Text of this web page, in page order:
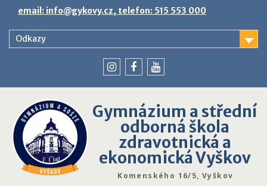
content
email: info@gykovy.cz, telefon: 515 553 000
Odkazy
Gymnázium a střední
odborná škola
zdravotnická a
ekonomická Vyškov
Komenského 16/5, Vyškov